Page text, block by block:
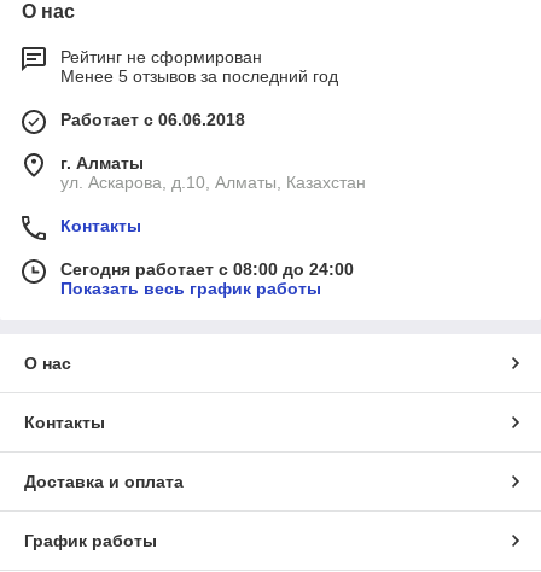
О нас
Рейтинг не сформирован
Менее 5 отзывов за последний год
Работает с 06.06.2018
г. Алматы
ул. Аскарова, д.10, Алматы, Казахстан
Контакты
Сегодня работает с 08:00 до 24:00
Показать весь график работы
О нас
Контакты
Доставка и оплата
График работы